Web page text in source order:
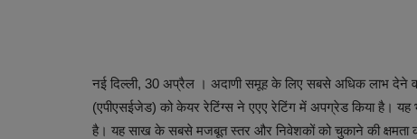
नई दिल्ली, 30 अप्रैल । अदाणी समूह के लिए सबसे अधिक लाभ देने
(एपीएसईजेड) को केयर रेटिंग्स ने एएए रेटिंग में अपग्रेड किया है। यह
है। यह साख के सबसे मजबूत स्तर और निवेशकों को चुकाने की क्षमता